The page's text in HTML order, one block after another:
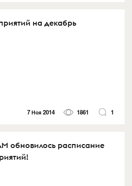
на декабрь
7 Ноя 2014 1861 1
обновилось расписание